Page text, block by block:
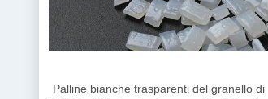
Palline bianche trasparenti del granello di